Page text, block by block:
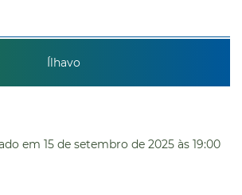
Ílhavo
em 15 de setembro de 2025 às 19:00